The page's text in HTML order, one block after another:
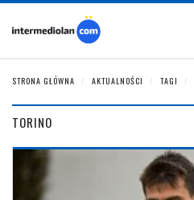
STRONA GŁÓWNA AKTUALNOŚCI TAGI
TORINO